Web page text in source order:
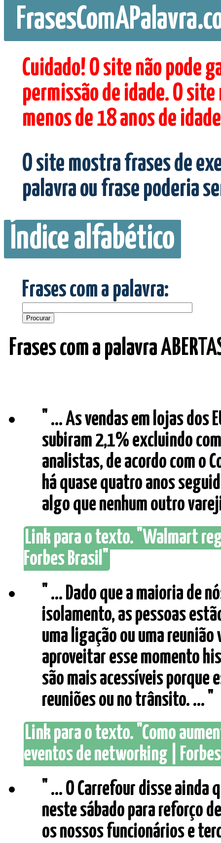
Cuidado! O site não pode
permissão de idade. O
menos de 18 anos de
O site mostra frases de
palavra ou frase poderia
Índice alfabético
Frases com a palavra:
Frases com a palavra
" ... As vendas em lojas dos
subiram 2,1% excluindo
analistas, de acordo com o
há quase quatro anos
algo que nenhum outro
Link para o texto. "Walmart
Forbes Brasil"
" ... Dado que a maioria de
isolamento, as pessoas
uma ligação ou uma
aproveitar esse momento
são mais acessíveis porque
reuniões ou no trânsito. ... "
Link para o texto. "Como
eventos de networking |
" ... O Carrefour disse ainda
neste sábado para reforço
os nossos funcionários e